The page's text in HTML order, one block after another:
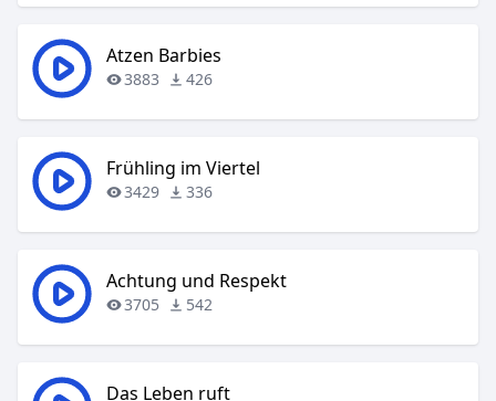
Atzen Barbies
3883 426
Frühling im Viertel
3429 336
Achtung und Respekt
3705 542
Das Leben ruft